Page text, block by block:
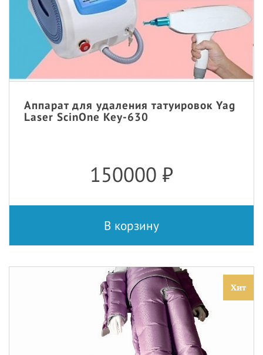
Аппарат для удаления татуировок Yag
Laser ScinOne Key-630
150000 ₽
В корзину
Хит